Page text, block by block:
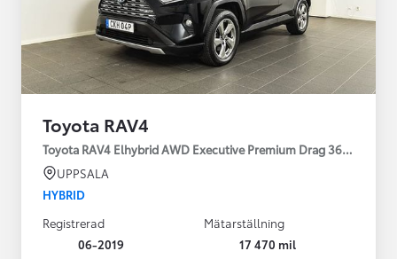
Toyota RAV4
Toyota RAV4 Elhybrid AWD Executive Premium Drag 360-kamera
UPPSALA
HYBRID
Registrerad
06-2019
Mätarställning
17 470 mil